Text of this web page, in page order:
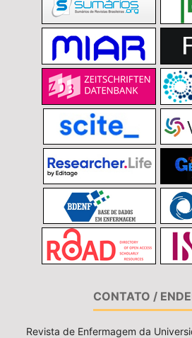
CONTATO /
Revista de Enfermagem da